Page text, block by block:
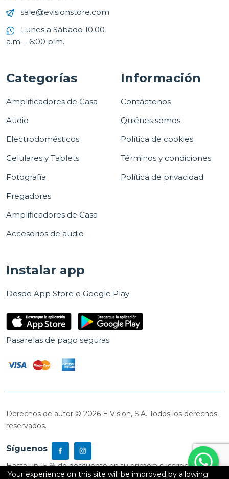
sale@evisionstore.com
Lunes a Sábado 10:00
a.m. - 6:00 p.m.
Categorías
Amplificadores de Casa
Audio
Electrodomésticos
Celulares y Tablets
Fotografía
Fregadores
Amplificadores de Casa
Accesorios de audio
Información
Contáctenos
Quiénes somos
Política de cookies
Términos y condiciones
Política de privacidad
Instalar app
Desde App Store o Google Play
Pasarelas de pago seguras
Derechos de autor © 2026 E Vision, S.A. Todos los derechos
reservados.
Síguenos
Hasta un 15 % de descuento en tu primera suscripción
Your experience on this site will be improved by allowing